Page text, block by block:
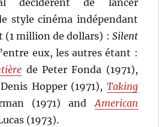
décidèrent de lancer
style cinéma indépendant
(1 million de dollars) : Silent
eux, les autres étant :
de Peter Fonda (1971),
Hopper (1971), Taking
(1971) andAmerican
(1973).